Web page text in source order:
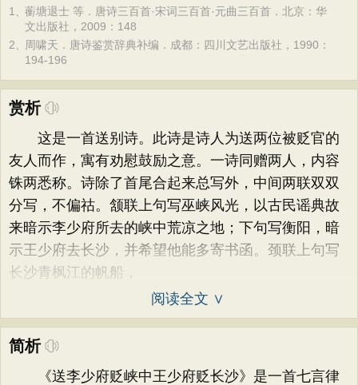
1、蘅塘退士 等．唐诗三百首·宋词三百首·元曲三百首．北京：华
文出版社，2009：148
2、 周啸天．唐诗鉴赏辞典补编．成都：四川文艺出版社，1990：
194-196
赏析
这是一首送别诗。此诗是诗人为送两位被贬官的
友人而作，寓有劝慰鼓励之意。一诗同赠两人，内容
铢两悉称。诗除了首尾合起来总写外，中间两联双双
分写，不偏祜。颔联上句写巫峡风光，以古民谣典故
来暗示李少府所去的峡中荒凉之地；下句写衡阳，暗
示王少府去长沙，并希望他能多寄书函。颈联上句写
长沙青枫江的帆船，
阅读全文 ∨
简析
《送李少府贬峡中王少府贬长沙》是一首七言律